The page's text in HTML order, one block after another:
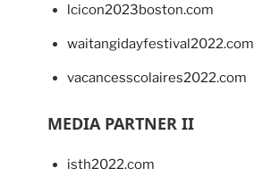
lcicon2023boston.com
waitangidayfestival2022.com
vacancesscolaires2022.com
MEDIA PARTNER II
isth2022.com